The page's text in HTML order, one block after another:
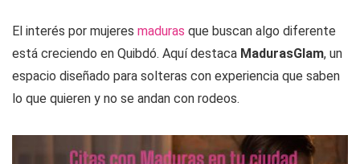
El interés por mujeres maduras que buscan algo diferente
está creciendo en Quibdó. Aquí destaca MadurasGlam, un
espacio diseñado para solteras con experiencia que saben
lo que quieren y no se andan con rodeos.